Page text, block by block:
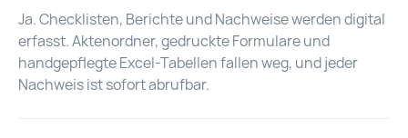
Ja. Checklisten, Berichte und Nachweise werden digital
erfasst. Aktenordner, gedruckte Formulare und
handgepflegte Excel-Tabellen fallen weg, und jeder
Nachweis ist sofort abrufbar.